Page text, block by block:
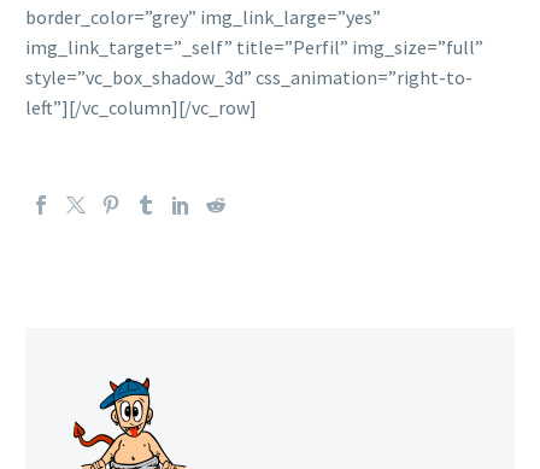
border_color=”grey” img_link_large=”yes”
img_link_target=”_self” title=”Perfil” img_size=”full”
style=”vc_box_shadow_3d” css_animation=”right-to-
left”][/vc_column][/vc_row]